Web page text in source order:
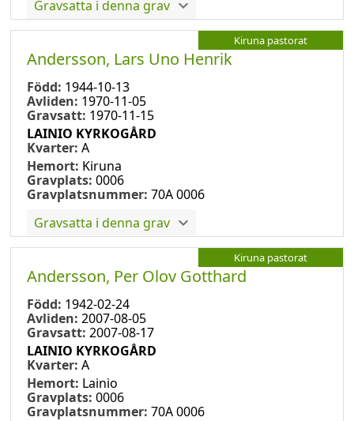
Gravsatta i denna grav
Kiruna pastorat
Andersson, Lars Uno Henrik
Född: 1944-10-13
Avliden: 1970-11-05
Gravsatt: 1970-11-15
LAINIO KYRKOGÅRD
Kvarter: A
Hemort: Kiruna
Gravplats: 0006
Gravplatsnummer: 70A 0006
Gravsatta i denna grav
Kiruna pastorat
Andersson, Per Olov Gotthard
Född: 1942-02-24
Avliden: 2007-08-05
Gravsatt: 2007-08-17
LAINIO KYRKOGÅRD
Kvarter: A
Hemort: Lainio
Gravplats: 0006
Gravplatsnummer: 70A 0006